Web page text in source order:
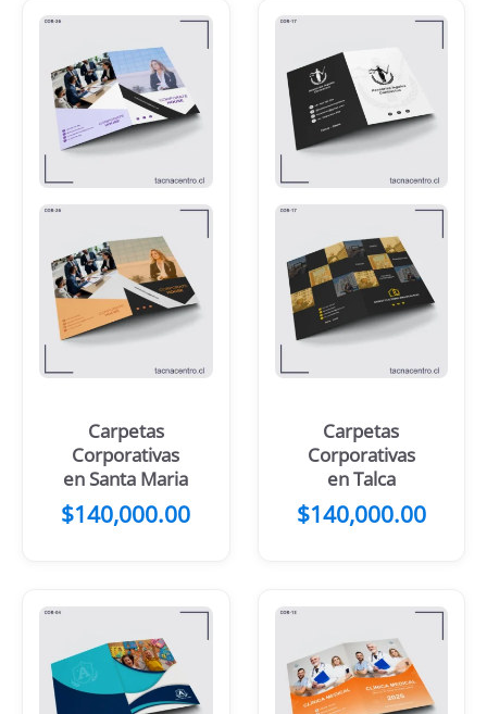
Carpetas
Corporativas
en Santa Maria
$140,000.00
Carpetas
Corporativas
en Talca
$140,000.00